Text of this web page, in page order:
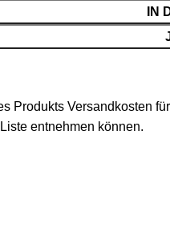
IN
Produkts Versandkosten
entnehmen können.